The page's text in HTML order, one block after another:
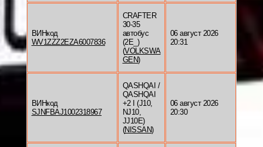
ВИНкод
WV1ZZZ2EZA6007836
CRAFTER
30-35
автобус
(2E_)
(VOLKSWA
GEN)
06 август 2026
20:31
ВИНкод
SJNFBAJ1002318967
QASHQAI /
QASHQAI
+2 I (J10,
NJ10,
JJ10E)
(NISSAN)
06 август 2026
20:30